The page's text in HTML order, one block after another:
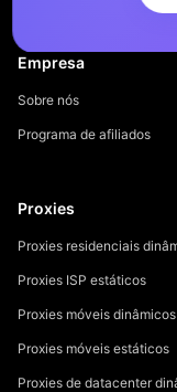
Empresa
Sobre nós
Programa de afiliados
Proxies
Proxies residenciais
Proxies ISP estáticos
Proxies móveis dinâmicos
Proxies móveis estáticos
Proxies de datacenter